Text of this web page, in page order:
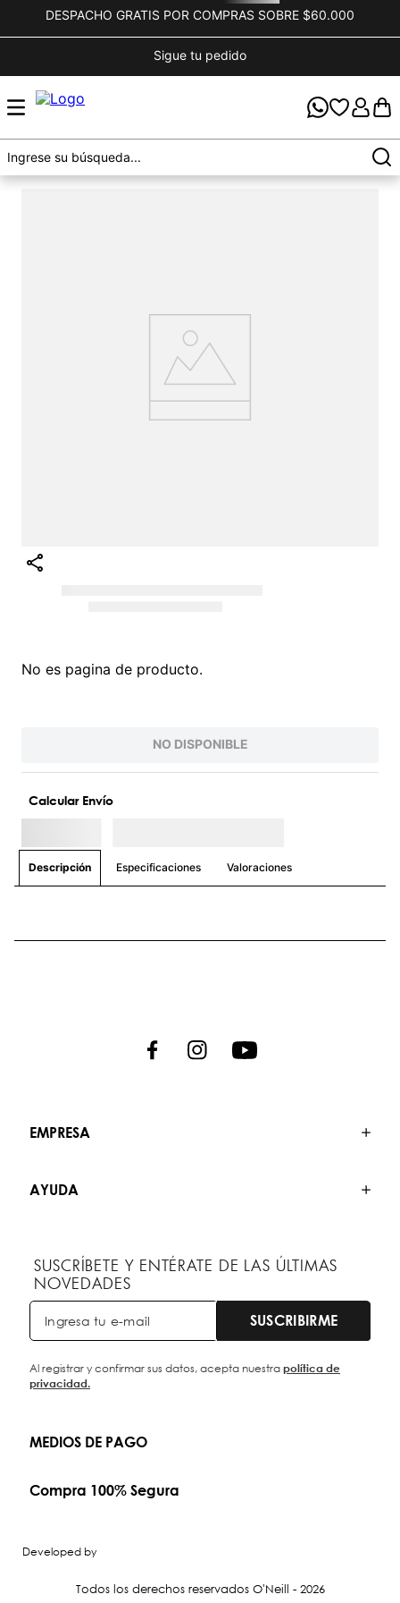
DESPACHO GRATIS POR COMPRAS SOBRE $60.000
Sigue tu pedido
No es pagina de producto.
NO DISPONIBLE
Calcular Envío
Descripción Especificaciones Valoraciones
EMPRESA
AYUDA
SUSCRÍBETE Y ENTÉRATE DE LAS ÚLTIMAS
NOVEDADES
SUSCRIBIRME
Al registrar y confirmar sus datos, acepta nuestrapolítica de
privacidad.
MEDIOS DE PAGO
Compra 100% Segura
Todos los derechos reservados O'Neill - 2026
Developed by